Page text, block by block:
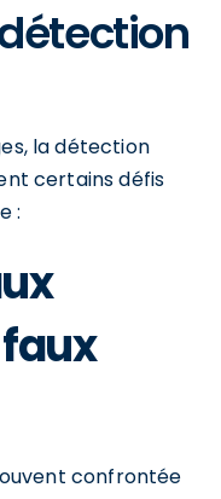
la détection
certains défis
:
confrontée